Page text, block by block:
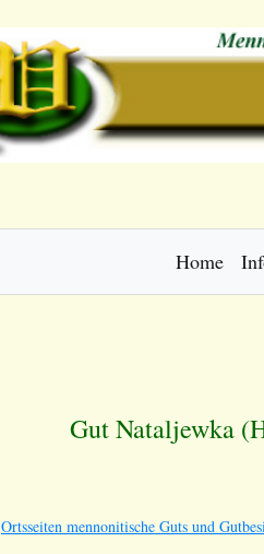
Home
Gut Nataljewka
Ortsseiten mennonitische Guts und